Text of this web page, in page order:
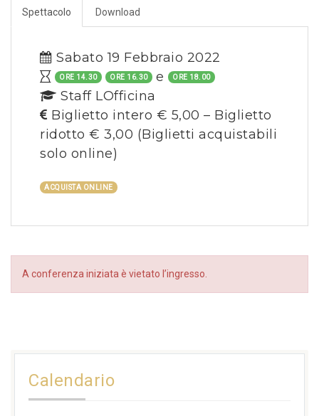
Spettacolo Download
Sabato 19 Febbraio 2022
ORE 14.30 ORE 16.30 e ORE 18.00
Staff LOfficina
Biglietto intero € 5,00 – Biglietto
ridotto € 3,00 (Biglietti acquistabili
solo online)
ACQUISTA ONLINE
A conferenza iniziata è vietato l’ingresso.
Calendario